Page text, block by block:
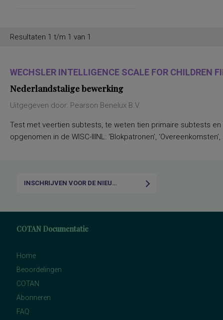
Resultaten 1 t/m 1 van 1
WECHSLER INTELLIGENCE SCALE FOR CHILDREN
Nederlandstalige bewerking
Uitgegeven door: Pearson Benelux B.V.
Test met veertien subtests, te weten tien primaire subtests
opgenomen in de WISC-IIINL: ‘Blokpatronen’,
INSCHRIJVEN VOOR DE NIEUWSBRIEF
COTAN Documentatie
Home
Beoordelingen
COTAN
Abonneren
FAQ